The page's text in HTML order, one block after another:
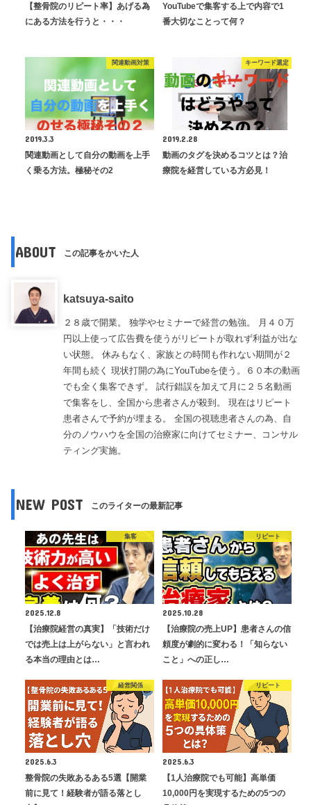
【整骨院のリピート率】あげる為
にある方法を行うと・・・
YouTubeで集客する上で内容で1
番大切なことって何？
関連動画対策
2019.3.3
関連動画として自分の動画を上手
く乗る方法。極秘その2
キーワード選定
2019.2.28
動画のタグを決めるコツとは？治
療院を経営している方必見！
ABOUT この記事をかいた人
katsuya-saito
２８歳で開業。 独学やセミナーで経営の勉強。 月４０万
円以上使って広告費を使うがリピートが取れず利益が出な
い状態。 休みもなく、家族との時間も作れない期間が２
年間も続く 現状打開の為にYouTubeを使う。６０本の動画
でも全く集客できず。 試行錯誤を加えて月に２５名動画
で集客をし、全国から患者さんが殺到。 現在はリピート
患者さんで予約が埋まる。 全国の視聴患者さんの為、自
分のノウハウを全国の治療家に向けてセミナー、コンサル
ティング実施。
NEW POST このライターの最新記事
集客
2025.12.8
【治療院経営の真実】「技術だけ
では売上は上がらない」と言われ
る本当の理由とは…
リピート
2025.10.28
【治療院の売上UP】患者さんの信
頼度が劇的に変わる！「知らない
こと」への正し…
経営関係
2025.6.3
整骨院の失敗あるある5選【開業
前に見て！経験者が語る落とし
リピート
2025.6.3
【1人治療院でも可能】高単価
10,000円を実現するための5つの